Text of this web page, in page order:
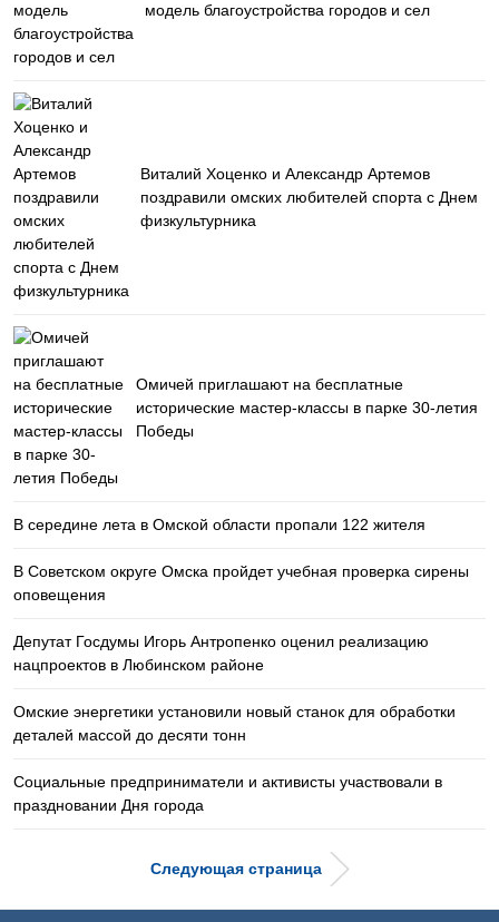
модель благоустройства городов и сел
Виталий Хоценко и Александр Артемов
поздравили омских любителей спорта с Днем
физкультурника
Омичей приглашают на бесплатные
исторические мастер-классы в парке 30-летия
Победы
В середине лета в Омской области пропали 122 жителя
В Советском округе Омска пройдет учебная проверка сирены
оповещения
Депутат Госдумы Игорь Антропенко оценил реализацию
нацпроектов в Любинском районе
Омские энергетики установили новый станок для обработки
деталей массой до десяти тонн
Социальные предприниматели и активисты участвовали в
праздновании Дня города
Следующая страница